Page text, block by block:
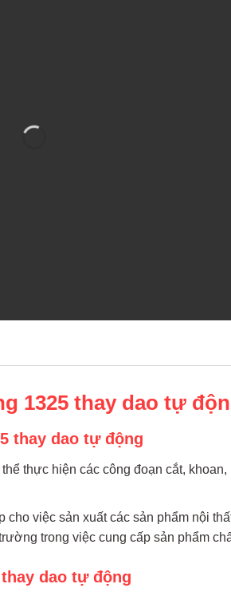
1325 thay dao tự
thay dao tự động
thực hiện các công đoạn cắt,
việc sản xuất các sản phẩm nội
trong việc cung cấp sản phẩm
dao tự động